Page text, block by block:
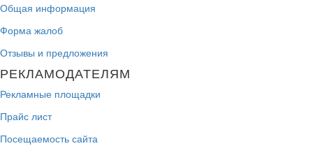
Общая информация
Форма жалоб
Отзывы и предложения
РЕКЛАМОДАТЕЛЯМ
Рекламные площадки
Прайс лист
Посещаемость сайта